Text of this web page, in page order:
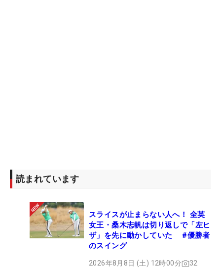
読まれています
スライスが止まらない人へ！ 全英
女王・桑木志帆は切り返しで「左ヒ
ザ」を先に動かしていた #優勝者
のスイング
2026年8月8日 (土) 12時00分 32